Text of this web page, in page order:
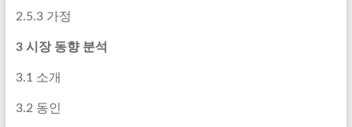
2.5.3 가정
3 시장 동향 분석
3.1 소개
3.2 동인